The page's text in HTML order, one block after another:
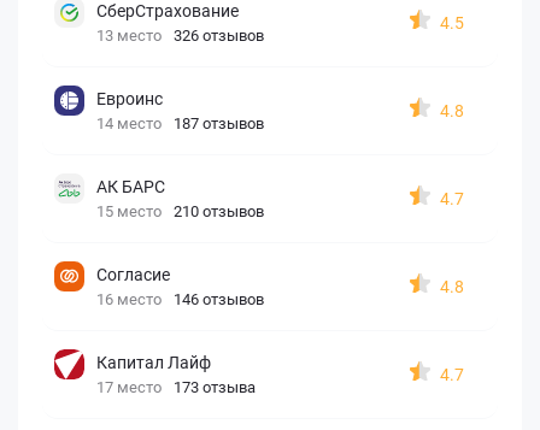
СберСтрахование
13 место 326 отзывов
4.5
Евроинс
14 место 187 отзывов
4.8
АК БАРС
15 место 210 отзывов
4.7
Согласие
16 место 146 отзывов
4.8
Капитал Лайф
17 место 173 отзыва
4.7